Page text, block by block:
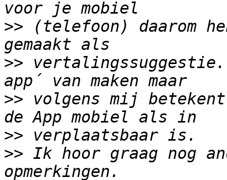
>> (telefoon) daarom
>>
>> volgens mij
>>
>> Ik hoor graag nog